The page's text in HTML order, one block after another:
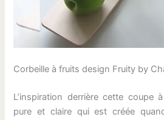
Corbeille à fruits design Fruity by
L’inspiration derrière cette coupe
pure et claire qui est créée